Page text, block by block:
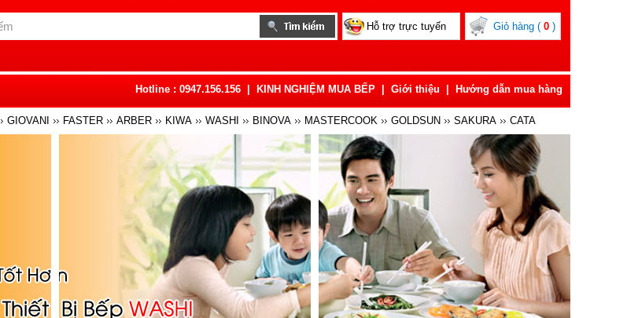
Giỏ hàng ( 0 )
Hỗ trợ trực tuyến
Hotline : 0947.156.156 KINH NGHIỆM MUA BẾP Giới thiệu Hướng dẫn mua hàng
GIOVANI FASTER ARBER KIWA WASHI BINOVA MASTERCOOK GOLDSUN SAKURA CATA
PREMA DELGADO KAFF ELO FOTILE